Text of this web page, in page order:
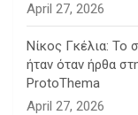
April 27, 2026
Νίκος Γκέλια: Το
ήταν όταν ήρθα
ProtoThema
April 27, 2026